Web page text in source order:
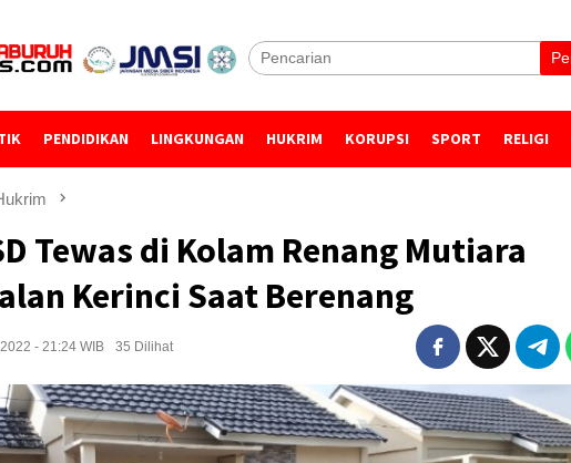
PENDIDIKAN LINGKUNGAN HUKRIM KORUPSI SPORT RELIGI
Tewas di Kolam Renang Mutiara
Kerinci Saat Berenang
- 21:24 WIB 35 Dilihat